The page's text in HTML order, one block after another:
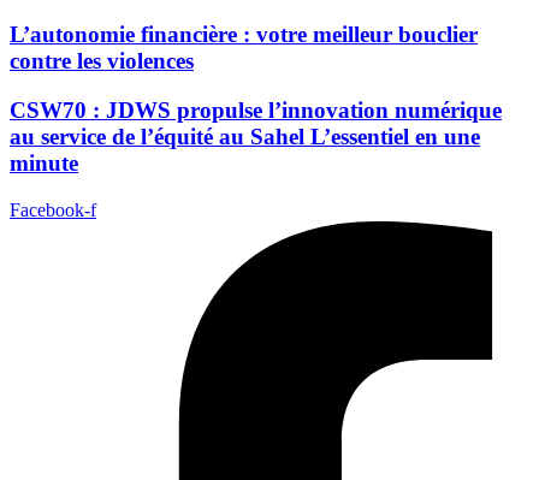
L’autonomie financière : votre meilleur bouclier
contre les violences
CSW70 : JDWS propulse l’innovation numérique
au service de l’équité au Sahel L’essentiel en une
minute
Facebook-f